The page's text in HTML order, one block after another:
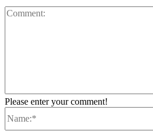
Please enter your comment!